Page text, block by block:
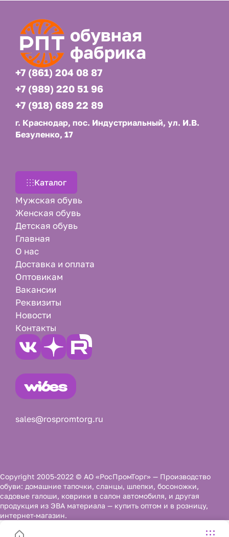
обувная
фабрика
+7 (861) 204 08 87
+7 (989) 220 51 96
+7 (918) 689 22 89
г. Краснодар, пос. Индустриальный, ул. И.В.
Безуленко, 17
Каталог
Мужская обувь
Женская обувь
Детская обувь
Главная
О нас
Доставка и оплата
Оптовикам
Вакансии
Реквизиты
Новости
Контакты
sales@rospromtorg.ru
Copyright 2005-2022 © АО «РосПромТорг» — Производство
обуви: домашние тапочки, сланцы, шлепки, босоножки,
садовые галоши, коврики в салон автомобиля, и другая
продукция из ЭВА материала — купить оптом и в розницу,
интернет-магазин.